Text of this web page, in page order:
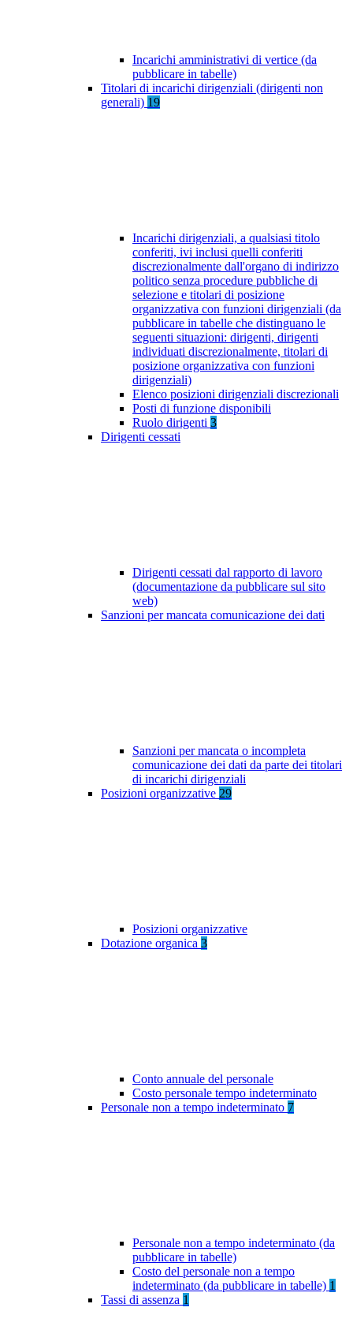
Incarichi amministrativi di vertice (da
pubblicare in tabelle)
Titolari di incarichi dirigenziali (dirigenti non
generali) 19
Incarichi dirigenziali, a qualsiasi titolo
conferiti, ivi inclusi quelli conferiti
discrezionalmente dall'organo di indirizzo
politico senza procedure pubbliche di
selezione e titolari di posizione
organizzativa con funzioni dirigenziali (da
pubblicare in tabelle che distinguano le
seguenti situazioni: dirigenti, dirigenti
individuati discrezionalmente, titolari di
posizione organizzativa con funzioni
dirigenziali)
Elenco posizioni dirigenziali discrezionali
Posti di funzione disponibili
Ruolo dirigenti 3
Dirigenti cessati
Dirigenti cessati dal rapporto di lavoro
(documentazione da pubblicare sul sito
web)
Sanzioni per mancata comunicazione dei dati
Sanzioni per mancata o incompleta
comunicazione dei dati da parte dei titolari
di incarichi dirigenziali
Posizioni organizzative 29
Posizioni organizzative
Dotazione organica 3
Conto annuale del personale
Costo personale tempo indeterminato
Personale non a tempo indeterminato 7
Personale non a tempo indeterminato (da
pubblicare in tabelle)
Costo del personale non a tempo
indeterminato (da pubblicare in tabelle) 1
Tassi di assenza 1